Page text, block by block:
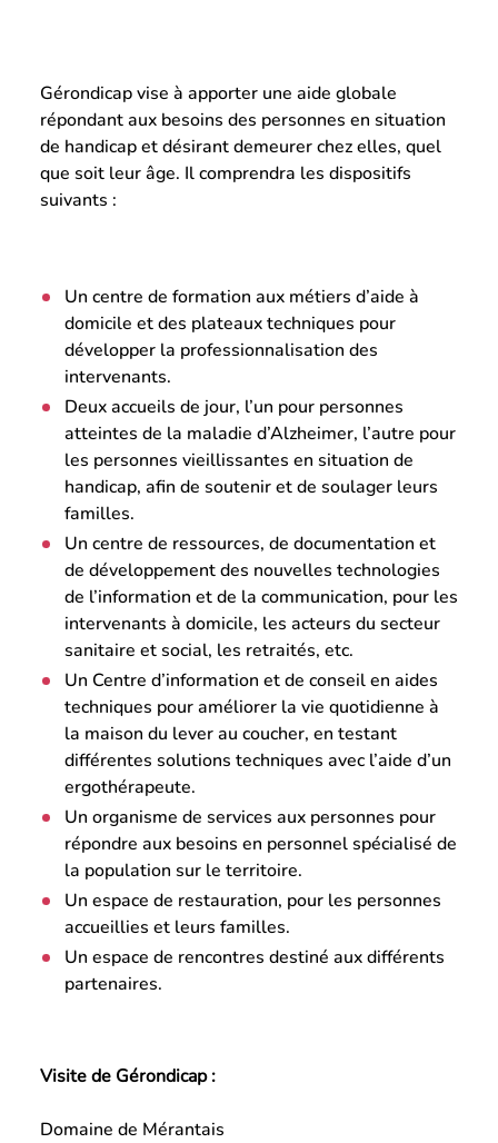
Gérondicap vise à apporter une aide globale
répondant aux besoins des personnes en situation
de handicap et désirant demeurer chez elles, quel
que soit leur âge. Il comprendra les dispositifs
suivants :
Un centre de formation aux métiers d’aide à
domicile et des plateaux techniques pour
développer la professionnalisation des
intervenants.
Deux accueils de jour, l’un pour personnes
atteintes de la maladie d’Alzheimer, l’autre pour
les personnes vieillissantes en situation de
handicap, afin de soutenir et de soulager leurs
familles.
Un centre de ressources, de documentation et
de développement des nouvelles technologies
de l’information et de la communication, pour les
intervenants à domicile, les acteurs du secteur
sanitaire et social, les retraités, etc.
Un Centre d’information et de conseil en aides
techniques pour améliorer la vie quotidienne à
la maison du lever au coucher, en testant
différentes solutions techniques avec l’aide d’un
ergothérapeute.
Un organisme de services aux personnes pour
répondre aux besoins en personnel spécialisé de
la population sur le territoire.
Un espace de restauration, pour les personnes
accueillies et leurs familles.
Un espace de rencontres destiné aux différents
partenaires.
Visite de Gérondicap :
Domaine de Mérantais